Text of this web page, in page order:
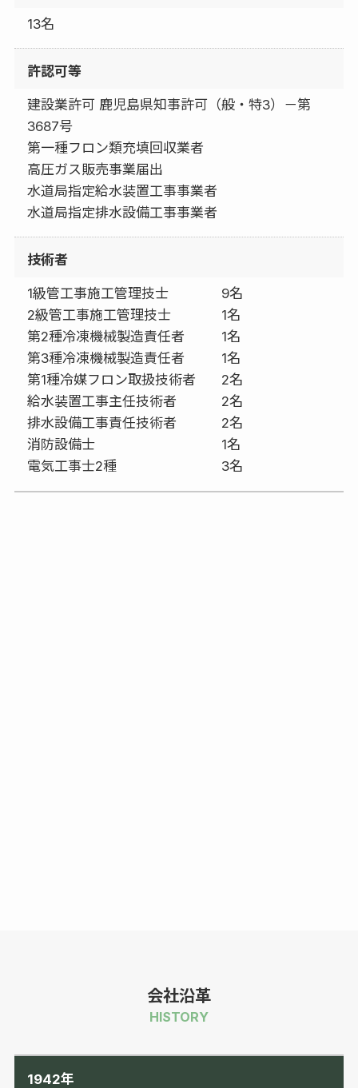
13名
許認可等
建設業許可 鹿児島県知事許可（般・特3）－第
3687号
第一種フロン類充填回収業者
高圧ガス販売事業届出
水道局指定給水装置工事事業者
水道局指定排水設備工事事業者
技術者
1級管工事施工管理技士
2級管工事施工管理技士
第2種冷凍機械製造責任者
第3種冷凍機械製造責任者
第1種冷媒フロン取扱技術者
給水装置工事主任技術者
排水設備工事責任技術者
消防設備士
電気工事士2種
9名
1名
1名
1名
2名
2名
2名
1名
3名
会社沿革
HISTORY
1942年